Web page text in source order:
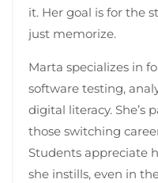
it. Her goal is for the
just memorize.
Marta specializes in
software testing,
digital literacy. She’s
those switching
Students appreciate
she instills, even in